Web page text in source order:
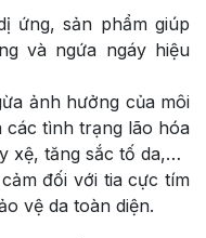
ứng, sản phẩm giúp
và ngứa ngáy hiệu
ảnh hưởng của môi
tình trạng lão hóa
xệ, tăng sắc tố da,…
đối với tia cực tím
vệ da toàn diện.